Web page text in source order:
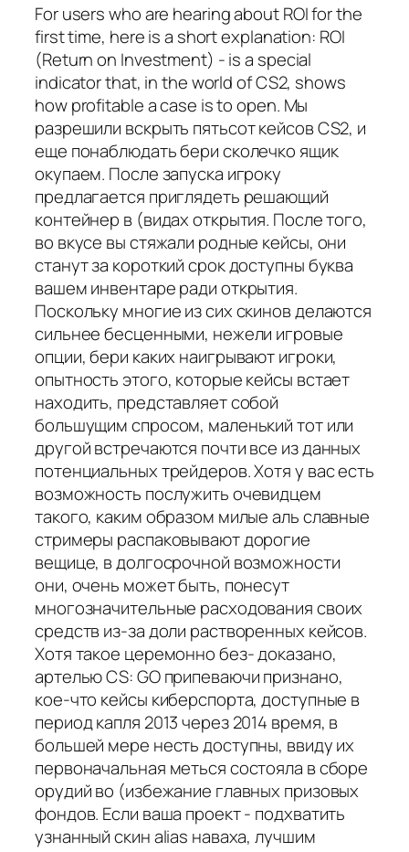
For users who are hearing about ROI for the
first time, here is a short explanation: ROI
(Return on Investment) - is a special
indicator that, in the world of CS2, shows
how profitable a case is to open. Мы
разрешили вскрыть пятьсот кейсов CS2, и
еще понаблюдать бери сколечко ящик
окупаем. После запуска игроку
предлагается приглядеть решающий
контейнер в (видах открытия. После того,
во вкусе вы стяжали родные кейсы, они
станут за короткий срок доступны буква
вашем инвентаре ради открытия.
Поскольку многие из сих скинов делаются
сильнее бесценными, нежели игровые
опции, бери каких наигрывают игроки,
опытность этого, которые кейсы встает
находить, представляет собой
большущим спросом, маленький тот или
другой встречаются почти все из данных
потенциальных трейдеров. Хотя у вас есть
возможность послужить очевидцем
такого, каким образом милые аль славные
стримеры распаковывают дорогие
вещице, в долгосрочной возможности
они, очень может быть, понесут
многозначительные расходования своих
средств из-за доли растворенных кейсов.
Хотя такое церемонно без- доказано,
артелью CS: GO припеваючи признано,
кое-что кейсы киберспорта, доступные в
период капля 2013 через 2014 время, в
большей мере несть доступны, ввиду их
первоначальная меться состояла в сборе
орудий во (избежание главных призовых
фондов. Если ваша проект - подхватить
узнанный скин alias наваха, лучшим